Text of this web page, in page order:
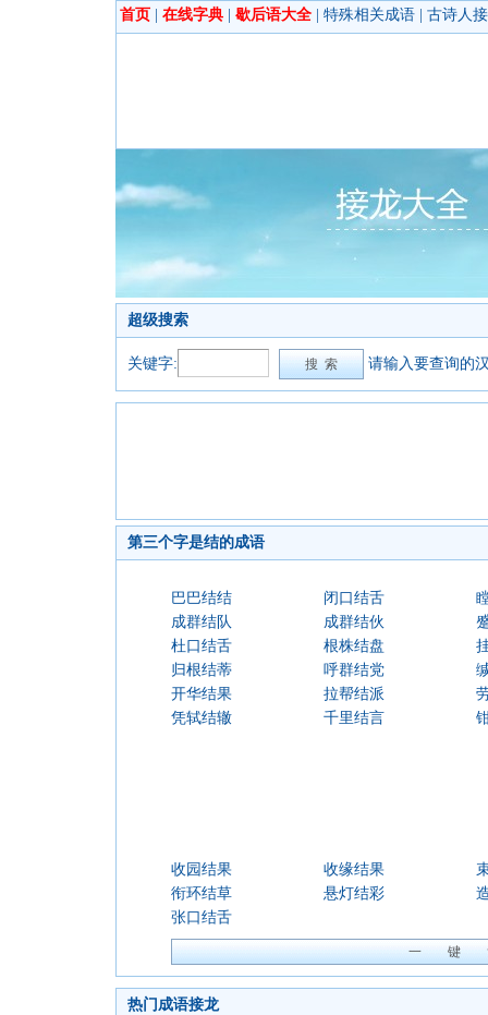
首页 在线字典 歇后语大全 特殊相关成语 古诗人
超级搜索
关键字: 请输入要查询的
第三个字是结的成语
巴巴结结 闭口结舌
成群结队
成群结伙
杜口结舌
根株结盘
归根结蒂
呼群结党
开华结果
拉帮结派
凭轼结辙
千里结言
收园结果 收缘结果
衔环结草
悬灯结彩
张口结舌
热门成语接龙